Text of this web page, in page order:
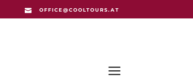
OFFICE@COOL­TOURS.AT